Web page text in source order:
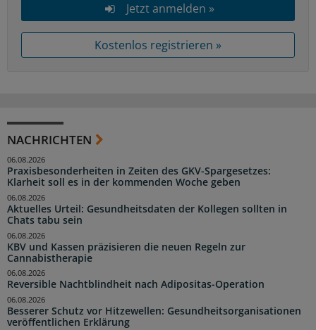
Jetzt anmelden »
Kostenlos registrieren »
NACHRICHTEN
Praxisbesonderheiten in Zeiten des GKV-Spargesetzes:
Klarheit soll es in der kommenden Woche geben
06.08.2026
Aktuelles Urteil: Gesundheitsdaten der Kollegen sollten in
Chats tabu sein
06.08.2026
KBV und Kassen präzisieren die neuen Regeln zur
Cannabistherapie
06.08.2026
Reversible Nachtblindheit nach Adipositas-Operation
06.08.2026
Besserer Schutz vor Hitzewellen: Gesundheitsorganisationen
veröffentlichen Erklärung
06.08.2026